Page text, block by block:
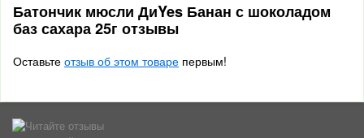
Батончик мюсли ДиYes Банан с шоколадом
баз сахара 25г отзывы
Оставьте отзыв об этом товаре первым!